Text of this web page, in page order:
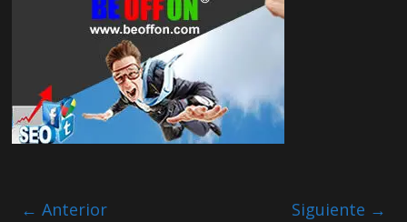
← Anterior Siguiente →